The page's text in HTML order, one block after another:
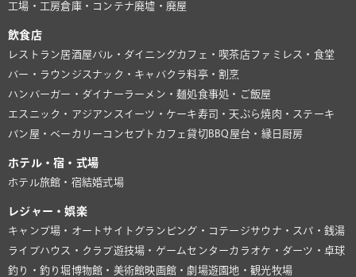
工場・工房倉庫・コンテナ廃墟・廃屋
飲食店
レストラン居酒屋バル・ダイニングカフェ・喫茶店ファミレス・食堂
バー・ラウンジ スナック・キャバクラ料亭・割烹
ハンバーガー・ダイナーラーメン・麺処食事処・ご飯屋
エスニック・アジアン スイーツ・ケーキ寿司・天ぷら焼肉・ステーキ
パン屋・ベーカリー コンセプトカフェ貸切BBQ 屋台・縁日 厨房
ホテル・宿・式場
ホテル旅館・宿結婚式場
レジャー・娯楽
キャンプ場・オートサイト グランピング・コテージサウナ・スパ・銭湯
ライブハウス・クラブ遊技場・ゲームセンターカラオケ・ダーツ・卓球
釣り・釣り堀博物館・美術館映画館・劇場遊園地・観光牧場